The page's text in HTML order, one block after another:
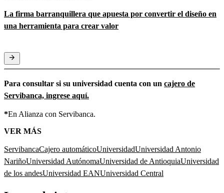
La firma barranquillera que apuesta por convertir el diseño en
una herramienta para crear valor
Para consultar si su universidad cuenta con un cajero de
Servibanca, ingrese aquí.
*En Alianza con Servibanca.
VER MÁS
ServibancaCajero automáticoUniversidadUniversidad Antonio
NariñoUniversidad AutónomaUniversidad de AntioquiaUniversidad
de los andesUniversidad EANUniversidad Central